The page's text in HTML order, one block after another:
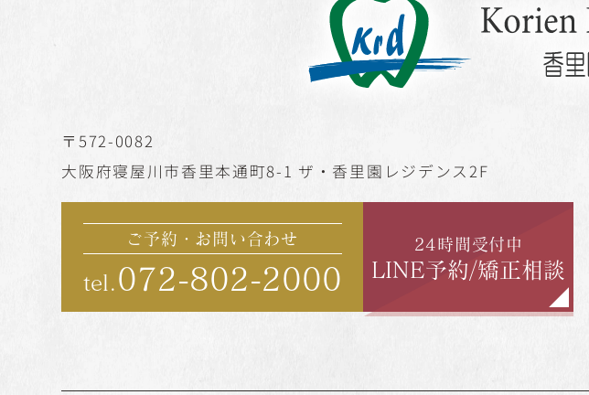
〒572-0082
大阪府寝屋川市香里本通町8-1 ザ・香里園レジデンス2F
ご予約・お問い合わせ
tel. 072-802-2000
24時間受付中
LINE予約/矯正相談